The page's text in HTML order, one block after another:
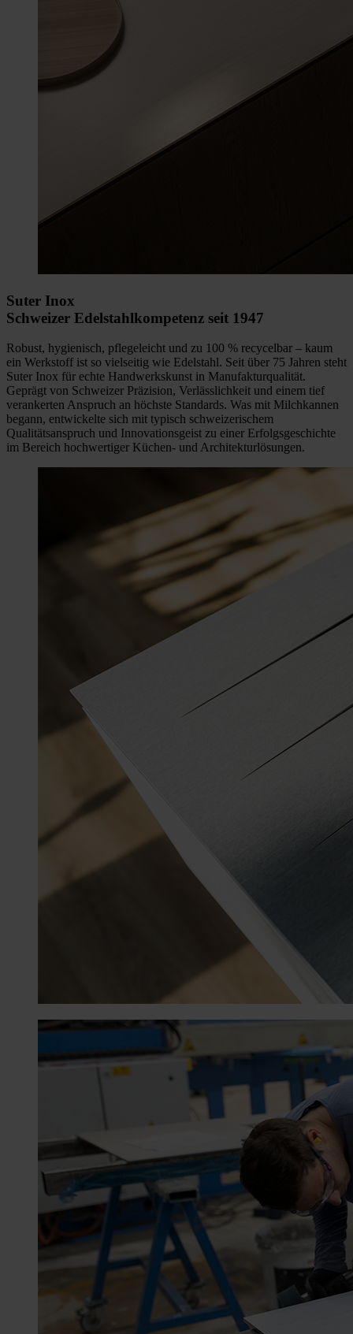
Suter Inox
Schweizer Edelstahlkompetenz seit 1947
Robust, hygienisch, pflegeleicht und zu 100 % recycelbar – kaum
ein Werkstoff ist so vielseitig wie Edelstahl. Seit über 75 Jahren steht
Suter Inox für echte Handwerkskunst in Manufakturqualität.
Geprägt von Schweizer Präzision, Verlässlichkeit und einem tief
verankerten Anspruch an höchste Standards. Was mit Milchkannen
begann, entwickelte sich mit typisch schweizerischem
Qualitätsanspruch und Innovationsgeist zu einer Erfolgsgeschichte
im Bereich hochwertiger Küchen- und Architekturlösungen.